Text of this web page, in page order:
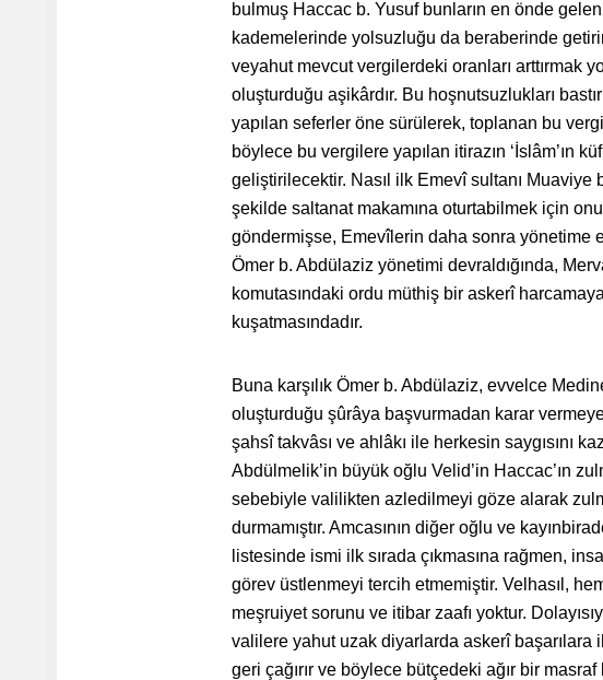
bulmuş Haccac b. Yusuf bunların en önde
kademelerinde yolsuzluğu da beraberinde
veyahut mevcut vergilerdeki oranları arttırmak
oluşturduğu aşikârdır. Bu hoşnutsuzlukları
yapılan seferler öne sürülerek, toplanan bu
böylece bu vergilere yapılan itirazın ‘İslâm’ın
geliştirilecektir. Nasıl ilk Emevî sultanı
şekilde saltanat makamına oturtabilmek için
göndermişse, Emevîlerin daha sonra yönetime
Ömer b. Abdülaziz yönetimi devraldığında,
komutasındaki ordu müthiş bir askerî
kuşatmasındadır.
Buna karşılık Ömer b. Abdülaziz, evvelce
oluşturduğu şûrâya başvurmadan karar
şahsî takvâsı ve ahlâkı ile herkesin saygısını
Abdülmelik’in büyük oğlu Velid’in Haccac’ın
sebebiyle valilikten azledilmeyi göze alarak
durmamıştır. Amcasının diğer oğlu ve
listesinde ismi ilk sırada çıkmasına rağmen,
görev üstlenmeyi tercih etmemiştir. Velhasıl,
meşruiyet sorunu ve itibar zaafı yoktur.
valilere yahut uzak diyarlarda askerî başarılara
geri çağırır ve böylece bütçedeki ağır bir